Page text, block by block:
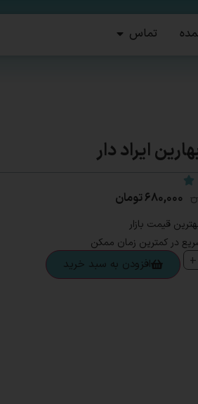
تماس
ایراد دار
۶۸۰,۰۰۰تومان
قیمت بازار
در کمترین زمان ممکن
+ افزودن به سبد خرید